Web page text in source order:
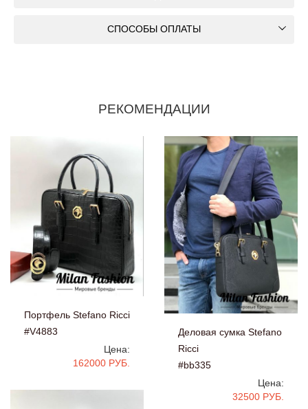
СПОСОБЫ ОПЛАТЫ
РЕКОМЕНДАЦИИ
Портфель Stefano Ricci
#V4883
Цена:
162000 РУБ.
Деловая сумка Stefano
Ricci
#bb335
Цена:
32500 РУБ.